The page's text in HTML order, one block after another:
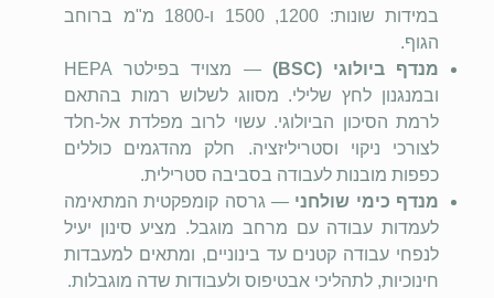
במידות שונות: 1200, 1500 ו-1800 מ"מ ברוחב
הגוף.
מנדף ביולוגי (BSC
) — מצויד בפילטר HEPA
ובמנגנון לחץ שלילי. מסווג לשלוש רמות בהתאם
לרמת הסיכון הביולוגי. עשוי לרוב מפלדת אל-חלד
לצורכי ניקוי וסטריליזציה. חלק מהדגמים כוללים
כפפות מובנות לעבודה בסביבה סטרילית.
מנדף כימי שולחני — גרסה קומפקטית המתאימה
לעמדות עבודה עם מרחב מוגבל. מציע סינון יעיל
לנפחי עבודה קטנים עד בינוניים, ומתאים למעבדות
חינוכיות, לתהליכי אבטיפוס ולעבודות שדה מוגבלות.